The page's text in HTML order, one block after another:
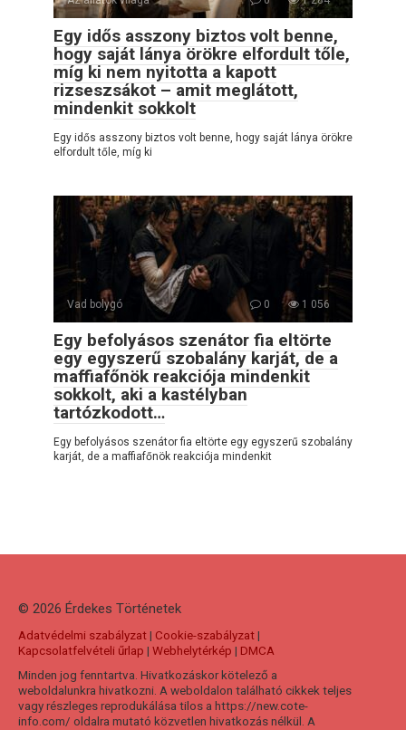
Egy idős asszony biztos volt benne,
hogy saját lánya örökre elfordult tőle,
míg ki nem nyitotta a kapott
rizseszsákot – amit meglátott,
mindenkit sokkolt
Egy idős asszony biztos volt benne, hogy saját lánya örökre
elfordult tőle, míg ki
Vad bolygó 0 1 056
Egy befolyásos szenátor fia eltörte
egy egyszerű szobalány karját, de a
maffiafőnök reakciója mindenkit
sokkolt, aki a kastélyban
tartózkodott…
Egy befolyásos szenátor fia eltörte egy egyszerű szobalány
karját, de a maffiafőnök reakciója mindenkit
© 2026 Érdekes Тörténetek
Adatvédelmi szabályzat| Cookie-szabályzat|
Kapcsolatfelvételi űrlap | Webhelytérkép | DMCA
Minden jog fenntartva. Hivatkozáskor kötelező a
weboldalunkra hivatkozni. A weboldalon található cikkek teljes
vagy részleges reprodukálása tilos a https://new.cote-
info.com/ oldalra mutató közvetlen hivatkozás nélkül. A